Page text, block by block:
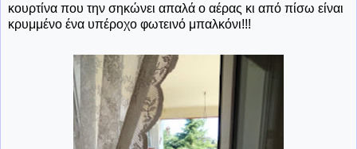
κουρτίνα που την σηκώνει απαλά ο αέρας κι από πίσω είναι
κρυμμένο ένα υπέροχο φωτεινό μπαλκόνι!!!